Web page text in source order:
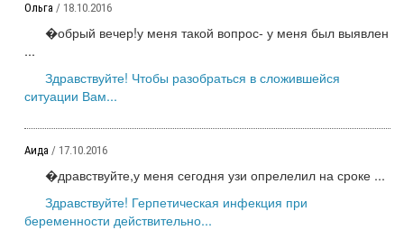
Ольга / 18.10.2016
�обрый вечер!у меня такой вопрос- у меня был выявлен
...
Здравствуйте! Чтобы разобраться в сложившейся
ситуации Вам...
Аида / 17.10.2016
�дравствуйте,у меня сегодня узи опрелелил на сроке ...
Здравствуйте! Герпетическая инфекция при
беременности действительно...